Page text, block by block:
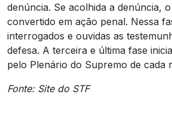
denúncia. Se acolhida a denúncia,
convertido em ação penal. Nessa
interrogados e ouvidas as
defesa. A terceira e última fase
pelo Plenário do Supremo de cada
Fonte: Site do STF